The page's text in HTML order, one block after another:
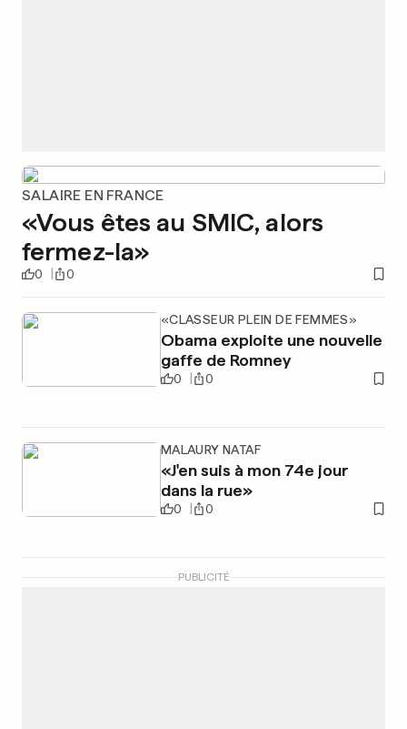
SALAIRE EN FRANCE
«Vous êtes au SMIC, alors
fermez-la»
0 0
«CLASSEUR PLEIN DE FEMMES»
Obama exploite une nouvelle
gaffe de Romney
0 0
MALAURY NATAF
«J'en suis à mon 74e jour
dans la rue»
0 0
PUBLICITÉ